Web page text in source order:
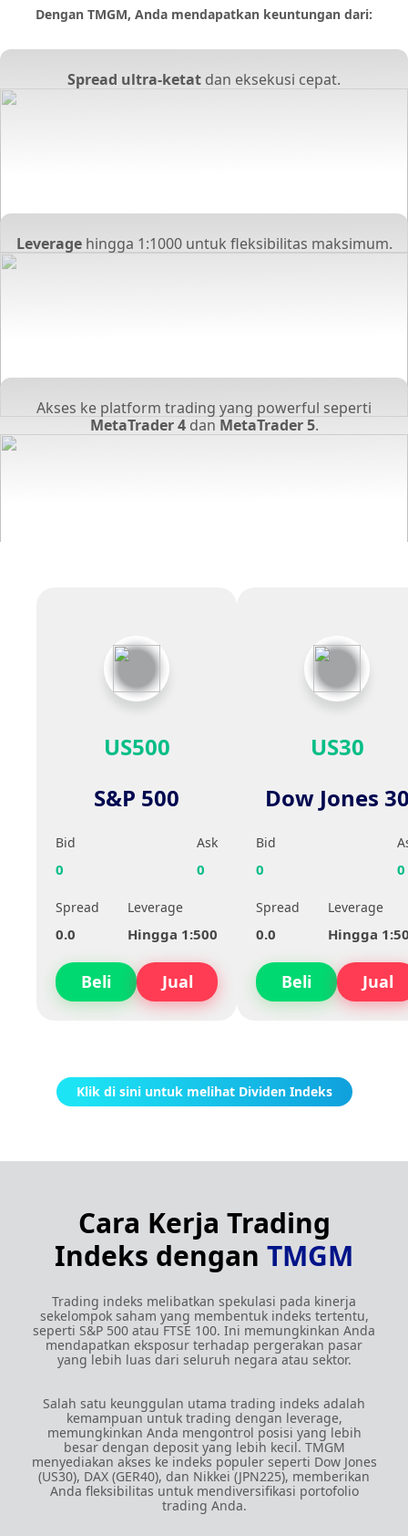
Dengan TMGM, Anda mendapatkan keuntungan dari:
Spread ultra-ketat dan eksekusi cepat.
Leverage hingga 1:1000 untuk fleksibilitas maksimum.
Akses ke platform trading yang powerful seperti
MetaTrader 4dan MetaTrader 5.
US500
S&P 500
Bid
0
Ask
0
Spread
0.0
Leverage
Hingga 1:500
Beli Jual
US30
Dow Jones
Bid
0 0
Spread
0.0
Leverage
Hingga
Beli Jual
Klik di sini untuk melihat Dividen Indeks
Cara Kerja Trading
Indeks dengan TMGM
Trading indeks melibatkan spekulasi pada kinerja
sekelompok saham yang membentuk indeks tertentu,
seperti S&P 500 atau FTSE 100. Ini memungkinkan Anda
mendapatkan eksposur terhadap pergerakan pasar
yang lebih luas dari seluruh negara atau sektor.
Salah satu keunggulan utama trading indeks adalah
kemampuan untuk trading dengan leverage,
memungkinkan Anda mengontrol posisi yang lebih
besar dengan deposit yang lebih kecil. TMGM
menyediakan akses ke indeks populer seperti Dow Jones
(US30), DAX (GER40), dan Nikkei (JPN225), memberikan
Anda fleksibilitas untuk mendiversifikasi portofolio
trading Anda.